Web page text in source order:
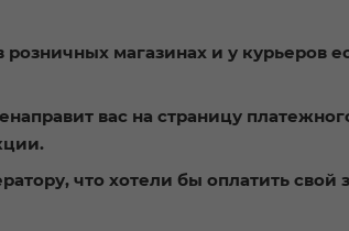
магазинах и у курьеров
вас на страницу
что хотели бы оплатить свой